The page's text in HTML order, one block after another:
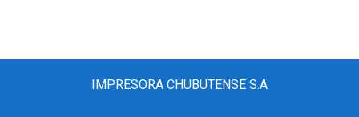
IMPRESORA CHUBUTENSE S.A